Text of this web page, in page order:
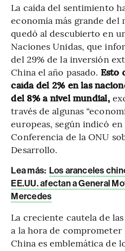
La caída del sentimiento
economía más grande del
quedó al descubierto en
Naciones Unidas, que
del 29% de la inversión
China el año pasado. Esto
caída del 2% en las
del 8% a nivel mundial,
través de algunas
europeas, según indicó
Conferencia de la ONU
Desarrollo.
Lea más: Los aranceles
EE.UU. afectan a General
Mercedes
La creciente cautela de
a la hora de comprometer
China es emblemática de